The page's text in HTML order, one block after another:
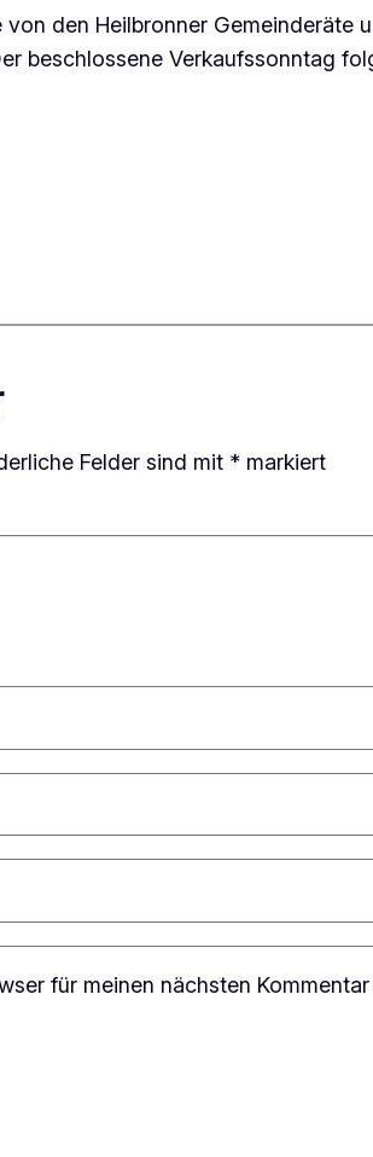
den Heilbronner Gemeinderäte
beschlossene Verkaufssonntag
Felder sind mit * markiert
für meinen nächsten